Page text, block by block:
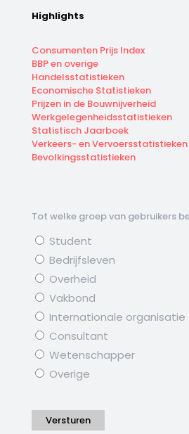
Highlights
Consumenten Prijs Index
BBP en overige
Handelsstatistieken
Economische Statistieken
Prijzen in de Bouwnijverheid
Werkgelegenheidsstatistieken
Statistisch Jaarboek
Verkeers- en Vervoersstatistieken
Bevolkingsstatistieken
Tot welke groep van gebruikers
Student
Bedrijfsleven
Overheid
Vakbond
Internationale organisatie
Consultant
Wetenschapper
Overige
Versturen